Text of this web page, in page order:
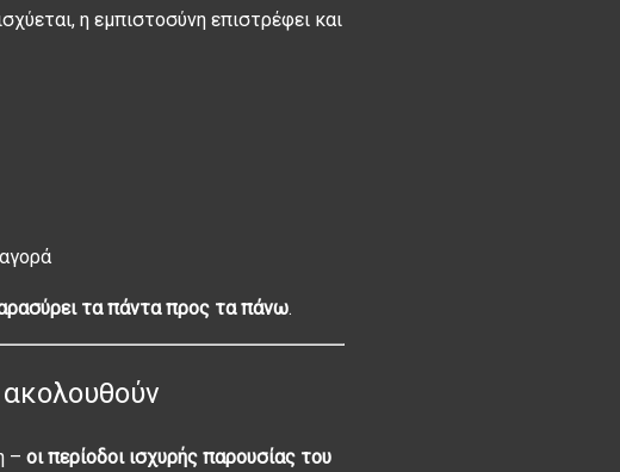
η εμπιστοσύνη επιστρέφει και
τα πάντα προς τα πάνω.
– οι περίοδοι ισχυρής παρουσίας του